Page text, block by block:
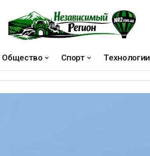
Общество Спорт Технологии